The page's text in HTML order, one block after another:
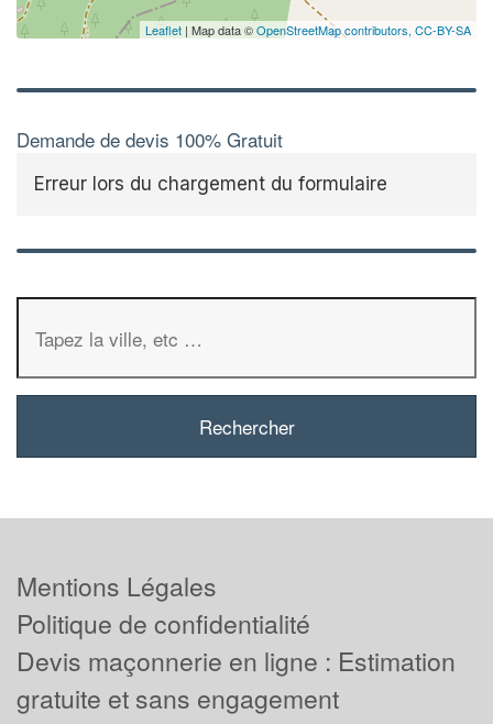
Leaflet | Map data ©OpenStreetMap contributors, CC-BY-SA
Demande de devis 100% Gratuit
Erreur lors du chargement du formulaire
Mentions Légales
Politique de confidentialité
Devis maçonnerie en ligne : Estimation
gratuite et sans engagement